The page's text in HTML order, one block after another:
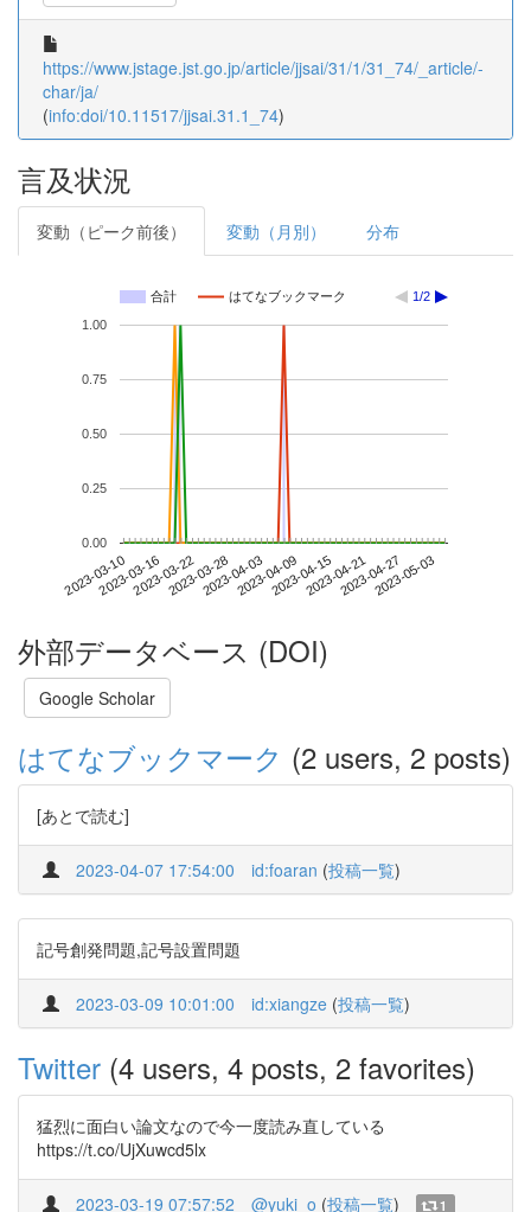
https://www.jstage.jst.go.jp/article/jjsai/31/1/31_74/_article/-
char/ja/
(info:doi/10.11517/jjsai.31.1_74)
言及状況
変動（ピーク前後） 変動（月別） 分布
合計 はてなブックマーク 1/2
2023-03-102023-03-162023-03-222023-03-282023-04-032023-04-092023-04-152023-04-212023-04-272023-05-03
0.00
0.25
0.50
0.75
1.00
外部データベース (DOI)
Google Scholar
はてなブックマーク (2 users, 2 posts)
[あとで読む]
2023-04-07 17:54:00 id:foaran (投稿一覧)
記号創発問題,記号設置問題
2023-03-09 10:01:00 id:xiangze (投稿一覧)
Twitter (4 users, 4 posts, 2 favorites)
猛烈に面白い論文なので今一度読み直している
https://t.co/UjXuwcd5lx
2023-03-19 07:57:52 @yuki_o (投稿一覧) 1